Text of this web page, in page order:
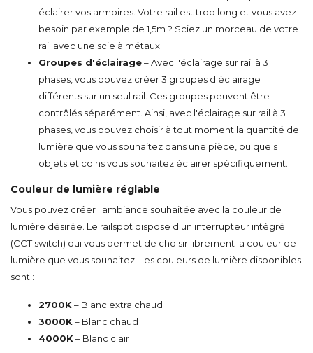
éclairer vos armoires. Votre rail est trop long et vous avez
besoin par exemple de 1,5m ? Sciez un morceau de votre
rail avec une scie à métaux.
Groupes d'éclairage– Avec l'éclairage sur rail à 3
phases, vous pouvez créer 3 groupes d'éclairage
différents sur un seul rail. Ces groupes peuvent être
contrôlés séparément. Ainsi, avec l'éclairage sur rail à 3
phases, vous pouvez choisir à tout moment la quantité de
lumière que vous souhaitez dans une pièce, ou quels
objets et coins vous souhaitez éclairer spécifiquement.
Couleur de lumière réglable
Vous pouvez créer l'ambiance souhaitée avec la couleur de
lumière désirée. Le railspot dispose d'un interrupteur intégré
(CCT switch) qui vous permet de choisir librement la couleur de
lumière que vous souhaitez. Les couleurs de lumière disponibles
sont :
2700K – Blanc extra chaud
3000K – Blanc chaud
4000K – Blanc clair